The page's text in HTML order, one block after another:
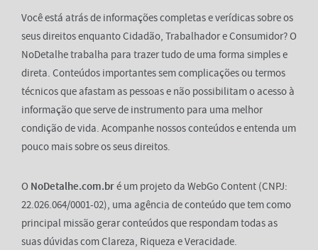
Você está atrás de informações completas e verídicas sobre os
seus direitos enquanto Cidadão, Trabalhador e Consumidor? O
NoDetalhe trabalha para trazer tudo de uma forma simples e
direta. Conteúdos importantes sem complicações ou termos
técnicos que afastam as pessoas e não possibilitam o acesso à
informação que serve de instrumento para uma melhor
condição de vida. Acompanhe nossos conteúdos e entenda um
pouco mais sobre os seus direitos.
O NoDetalhe.com.bré um projeto da WebGo Content (CNPJ:
22.026.064/0001-02), uma agência de conteúdo que tem como
principal missão gerar conteúdos que respondam todas as
suas dúvidas com Clareza, Riqueza e Veracidade.